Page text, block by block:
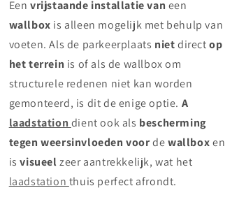
Eenvrijstaande installatie van een
wallbox is alleen mogelijk met behulp van
voeten. Als de parkeerplaats nietdirectop
het terrein is of als de wallbox om
structurele redenen niet kan worden
gemonteerd, is dit de enige optie. A
laadstation dient ook als bescherming
tegen weersinvloeden voordewallboxen
isvisueelzeer aantrekkelijk, wat het
laadstation thuis perfect afrondt.